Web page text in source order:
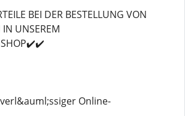
BEI DER BESTELLUNG VON
UNSEREM
Online-